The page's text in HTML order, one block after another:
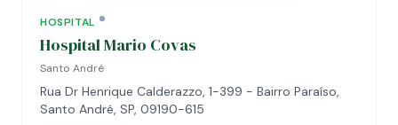
HOSPITAL
Hospital Mario Covas
Santo André
Rua Dr Henrique Calderazzo, 1-399 - Bairro Paraíso,
Santo André, SP, 09190-615